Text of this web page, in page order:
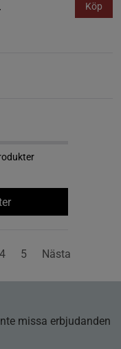
Köp
4 5 Nästa
missa erbjudanden